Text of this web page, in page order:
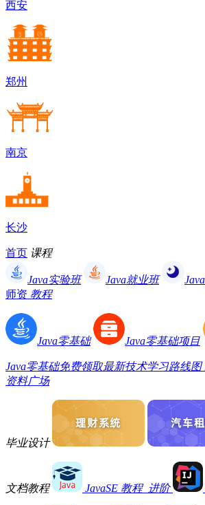
西安
郑州
南京
长沙
首页 课程
Java实验班 Java就业班
师资 教程
Java零基础 Java零基础项目
Java零基础免费领取最新技术学习路线图
资料广场
毕业设计
文档教程 JavaSE 教程_进阶